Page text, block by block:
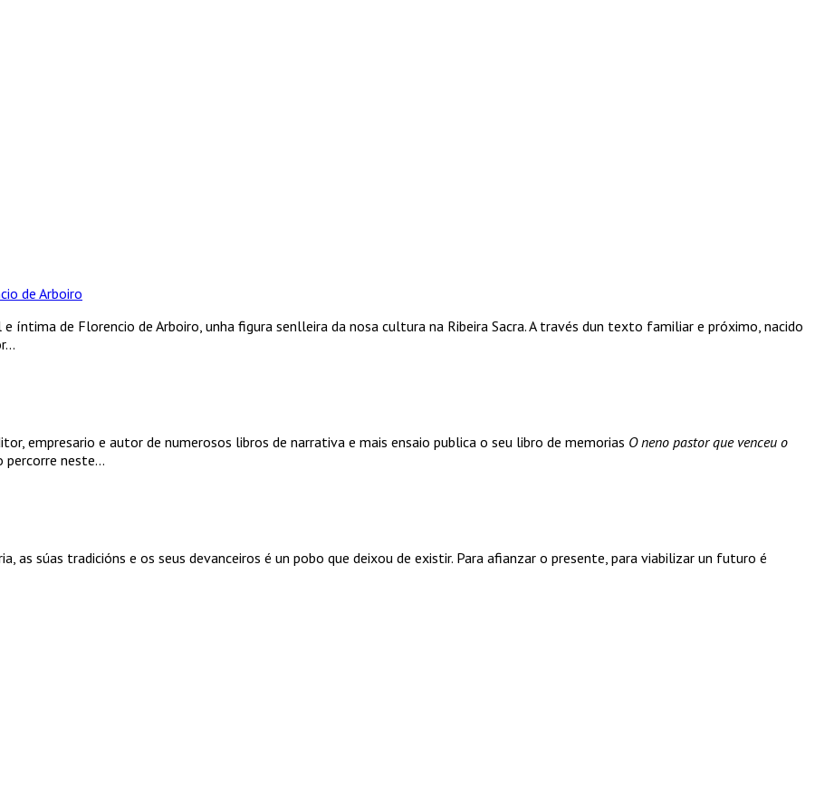
de Arboiro
íntima de Florencio de Arboiro, unha figura senlleira da nosa cultura na Ribeira Sacra. A través dun texto familiar e próximo, nacido
empresario e autor de numerosos libros de narrativa e mais ensaio publica o seu libro de memorias O neno pastor que venceu o
neste...
as súas tradicións e os seus devanceiros é un pobo que deixou de existir. Para afianzar o presente, para viabilizar un futuro é